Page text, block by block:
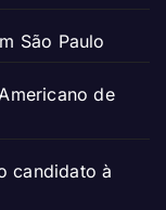
São Paulo
de
candidato à